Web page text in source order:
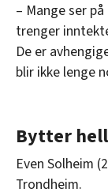
– Mange ser
trenger
De er
blir ikke lenge
Bytter
Even Solheim
Trondheim.